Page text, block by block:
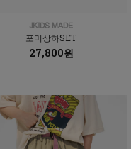
포미상하SET
27,800원